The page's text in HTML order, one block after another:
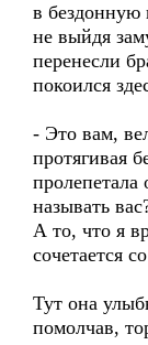
в бездонную
не выйдя
перенесли
покоился
- Это вам,
протягивая
пролепетала
называть
А то, что я
сочетается
Тут она
помолчав,